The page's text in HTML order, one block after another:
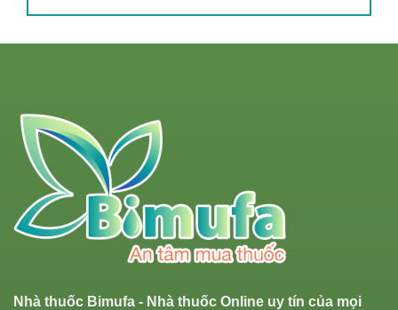
Nhà thuốc Bimufa - Nhà thuốc Online uy tín của mọi